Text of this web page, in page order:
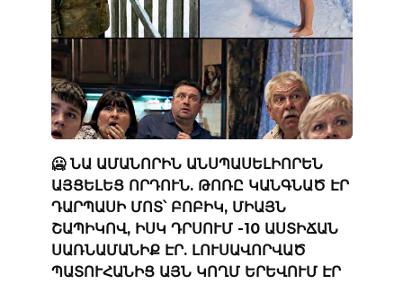
🥶 ՆԱ ԱՄԱՆՈՐԻՆ ԱՆՍՊԱՍԵԼԻՈՐԵՆ
ԱՅՑԵԼԵՑ ՈՐԴՈՒՆ. ԹՈՌԸ ԿԱՆԳՆԱԾ ԷՐ
ԴԱՐՊԱՍԻ ՄՈՏ՝ ԲՈԲԻԿ, ՄԻԱՅՆ
ՇԱՊԻԿՈՎ, ԻՍԿ ԴՐՍՈՒՄ -10 ԱՍՏԻՃԱՆ
ՍԱՌՆԱՄԱՆԻՔ ԷՐ. ԼՈՒՍԱՎՈՐՎԱԾ
ՊԱՏՈՒՀԱՆԻՑ ԱՅՆ ԿՈՂՄ ԵՐԵՎՈՒՄ ԷՐ